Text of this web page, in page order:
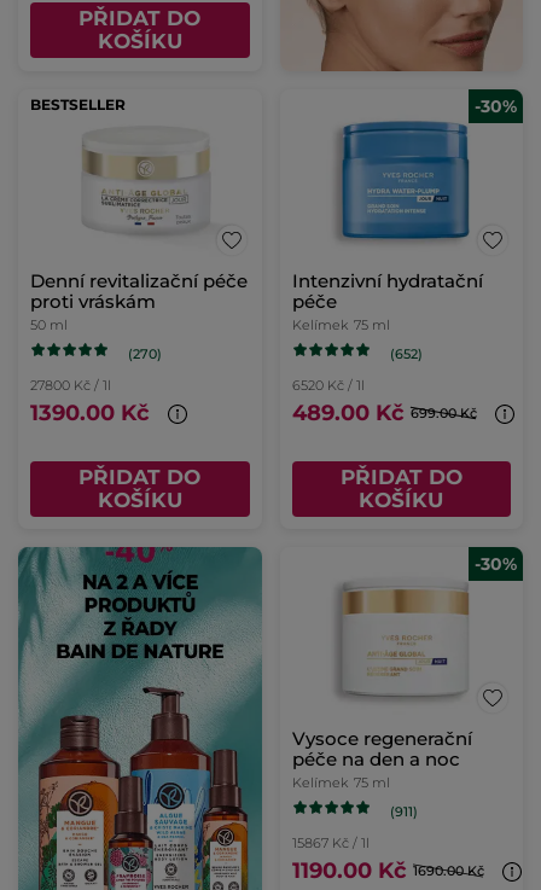
PŘIDAT DO
KOŠÍKU
BESTSELLER
Denní revitalizační péče
proti vráskám
50 ml
(270)
27800 Kč / 1l
1390.00 Kč
PŘIDAT DO
KOŠÍKU
-30%
Intenzivní hydratační
péče
Kelímek 75 ml
(652)
6520 Kč / 1l
489.00 Kč 699.00 Kč
PŘIDAT DO
KOŠÍKU
-30%
Vysoce regenerační
péče na den a noc
Kelímek 75 ml
(911)
15867 Kč / 1l
1190.00 Kč 1690.00 Kč